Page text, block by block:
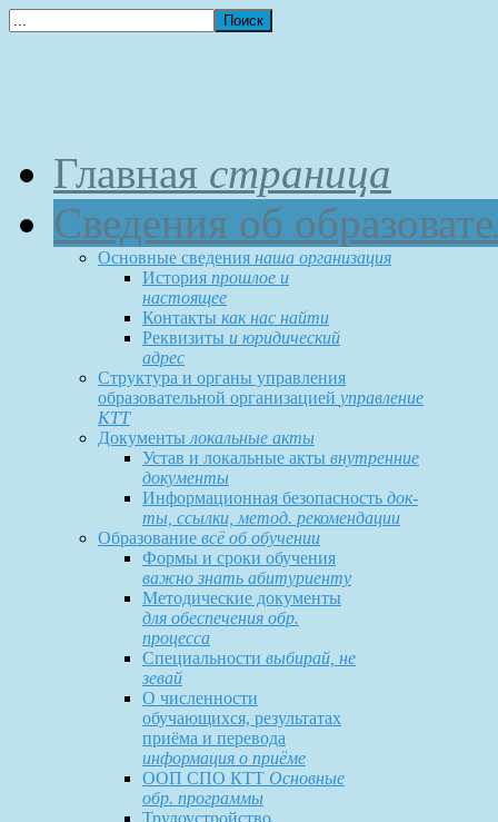
Главная страница
Сведения об
Основные сведения наша организация
История прошлое и
настоящее
Контакты как нас найти
Реквизиты и юридический
адрес
Структура и органы управления
образовательной организацией управление
КТТ
Документы локальные акты
Устав и локальные акты внутренние
документы
Информационная безопасность док-
ты, ссылки, метод. рекомендации
Образование всё об обучении
Формы и сроки обучения
важно знать абитуриенту
Методические документы
для обеспечения обр.
процесса
Специальности выбирай, не
зевай
О численности
обучающихся, результатах
приёма и перевода
информация о приёме
ООП СПО КТТ Основные
обр. программы
Трудоустройство